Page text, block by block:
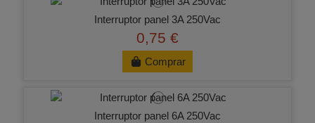
Interruptor panel 3A 250Vac
0,75 €
Comprar
Interruptor panel 6A 250Vac